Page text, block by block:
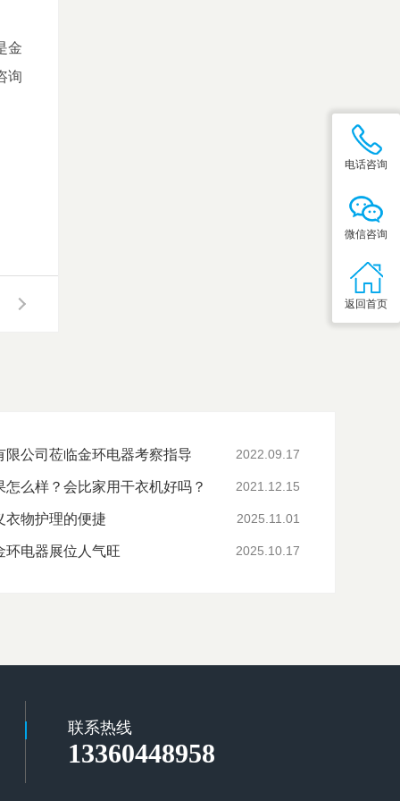
金
询
公司莅临金环电器考察指导 2022.09.17
么样？会比家用干衣机好吗？ 2021.12.15
物护理的便捷 2025.11.01
电器展位人气旺 2025.10.17
联系热线
13360448958
电话咨询
微信咨询
返回首页